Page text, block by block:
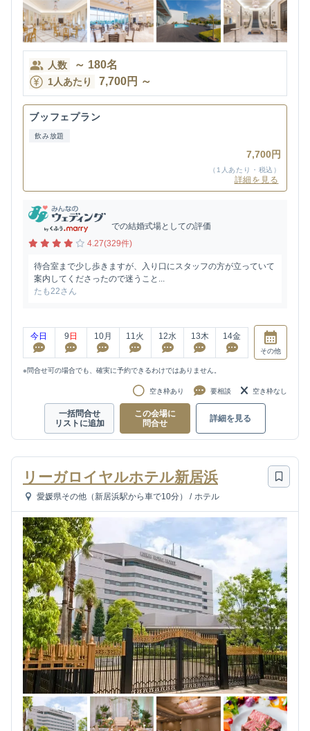
人数 ～ 180名
1人あたり 7,700円 ～
ブッフェプラン
飲み放題
7,700円
（1人あたり・税込）
詳細を見る
での結婚式場としての評価
4.27(329件)
待合室まで少し歩きますが、入り口にスタッフの方が立っていて
案内してくださったので迷うこと...
たも22さん
今日 9 日 10月 11火 12水 13木 14金
その他
※問合せ可の場合でも、確実に予約できるわけではありません。
空き枠あり 要相談 空き枠なし
一括問合せ
リストに追加
この会場に
問合せ
詳細を見る
リーガロイヤルホテル新居浜
愛媛県その他（新居浜駅から車で10分） / ホテル